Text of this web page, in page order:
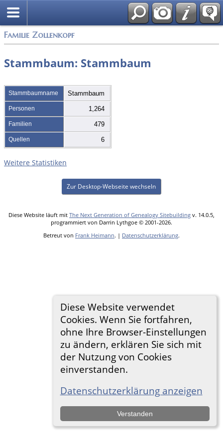
Familie Zollenkopf
Diese Website verwendet
Cookies. Wenn Sie fortfahren,
ohne Ihre Browser-Einstellungen
zu ändern, erklären Sie sich mit
der Nutzung von Cookies
einverstanden.
Datenschutzerklärung anzeigen
Verstanden
Stammbaum: Stammbaum
Stammbaumname Stammbaum
Personen 1,264
Familien 479
Quellen 6
Weitere Statistiken
Zur Desktop-Webseite wechseln
Diese Website läuft mit The Next Generation of Genealogy Sitebuilding v. 14.0.5,
programmiert von Darrin Lythgoe © 2001-2026.
Betreut von Frank Heimann. | Datenschutzerklärung.